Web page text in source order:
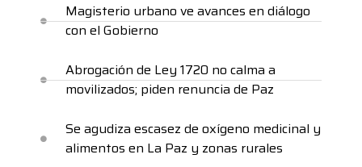
Magisterio urbano ve avances en diálogo
con el Gobierno
Abrogación de Ley 1720 no calma a
movilizados; piden renuncia de Paz
Se agudiza escasez de oxígeno medicinal y
alimentos en La Paz y zonas rurales